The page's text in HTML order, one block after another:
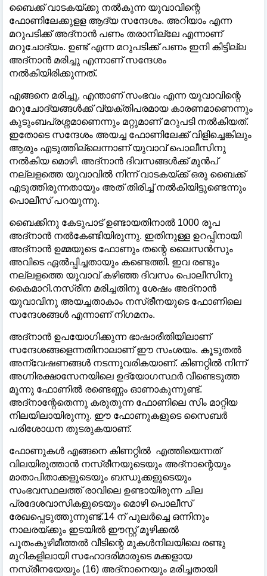
ബൈക്ക് വാടകയ്ക്കു നൽകുന്ന യുവാവിന്റെ
ഫോണിലേക്കുളള ആദ്യ സന്ദേശം. അറിയാം എന്ന
മറുപടിക്ക് അദ്നാൻ പണം തരാനില്ലേ എന്നാണ്
മറുചോദ്യം. ഉണ്ട് എന്ന മറുപടിക്ക് പണം ഇനി കിട്ടില്ല
അദ്നാൻ മരിച്ചു എന്നാണ് സന്ദേശം
നൽകിയിരിക്കുന്നത്.
എങ്ങനെ മരിച്ചു, എന്താണ് സംഭവം എന്ന യുവാവിന്റെ
മറുചോദ്യങ്ങൾക്ക് വ്യക്തിപരമായ കാരണമാണെന്നും
കുടുംബപ്രശ്നമാണെന്നും മറ്റുമാണ് മറുപടി നൽകിയത്.
ഇതോടെ സന്ദേശം അയച്ച ഫോണിലേക്ക് വിളിച്ചെങ്കിലും
ആരും എടുത്തില്ലെന്നാണ് യുവാവ് പൊലീസിനു
നൽകിയ മൊഴി. അദ്നാൻ ദിവസങ്ങൾക്ക് മുൻപ്‌
നല്ലളത്തെ യുവാവിൽ നിന്ന് വാടകയ്ക്ക് ഒരു ബൈക്ക്
എടുത്തിരുന്നതായും അത് തിരിച്ച് നൽകിയിട്ടുണ്ടെന്നും
പൊലീസ് പറയുന്നു.
ബൈക്കിനു കേടുപാട് ഉണ്ടായതിനാൽ 1000 രൂപ
അദ്നാൻ നൽകേണ്ടിയിരുന്നു. ഇതിനുള്ള ഉറപ്പിനായി
അദ്നാൻ ഉമ്മയുടെ ഫോണും തന്റെ ലൈസൻസും
അവിടെ ഏൽപ്പിച്ചതായും കണ്ടെത്തി. ഇവ രണ്ടും
നല്ലളത്തെ യുവാവ് കഴിഞ്ഞ ദിവസം പൊലീസിനു
കൈമാറി.നസ്രീന മരിച്ചതിനു ശേഷം അദ്നാൻ
യുവാവിനു അയച്ചതാകാം നസ്രീനയുടെ ഫോണിലെ
സന്ദേശങ്ങൾ എന്നാണ് നിഗമനം.
അദ്നാൻ ഉപയോഗിക്കുന്ന ഭാഷാരീതിയിലാണ്
സന്ദേശങ്ങളെന്നതിനാലാണ് ഈ സംശയം. കൂടുതൽ
അന്വേഷണങ്ങൾ നടന്നുവരികയാണ്. കിണറ്റിൽ നിന്ന്
അഗ്നിരക്ഷാസേനയിലെ ഉദ്യോഗസ്ഥർ വീണ്ടെടുത്ത
മൂന്നു ഫോണിൽ രണ്ടെണ്ണം ഓണാകുന്നുണ്ട്.
അദ്നാന്റേതെന്നു കരുതുന്ന ഫോണിലെ സിം മാറ്റിയ
നിലയിലായിരുന്നു.‌ ഈ ഫോണുകളുടെ സൈബർ
പരിശോധന തുടരുകയാണ്.
ഫോണുകൾ എങ്ങനെ കിണറ്റിൽ എത്തിയെന്നത്
വിലയിരുത്താൻ നസ്രീനയുടെയും അദ്നാന്റെയും
മാതാപിതാക്കളുടെയും ബന്ധുക്കളുടെയും
സംഭവസ്ഥലത്ത് രാവിലെ ഉണ്ടായിരുന്ന ചില
പ്രദേശവാസികളുടെയും മൊഴി പൊലീസ്
രേഖപ്പെടുത്തുന്നുണ്ട്.14 ന് പുലർച്ചെ ഒന്നിനും
നാലരയ്ക്കും ഇടയിൽ ഈസ്റ്റ് മൂഴിക്കൽ
പൂതംകുഴിമീത്തൽ വീടിന്റെ മുകൾനിലയിലെ രണ്ടു
മുറികളിലായി സഹോദരിമാരുടെ മക്കളായ
നസ്രീനയേയും (16) അദ്നാനെയും മരിച്ചതായി